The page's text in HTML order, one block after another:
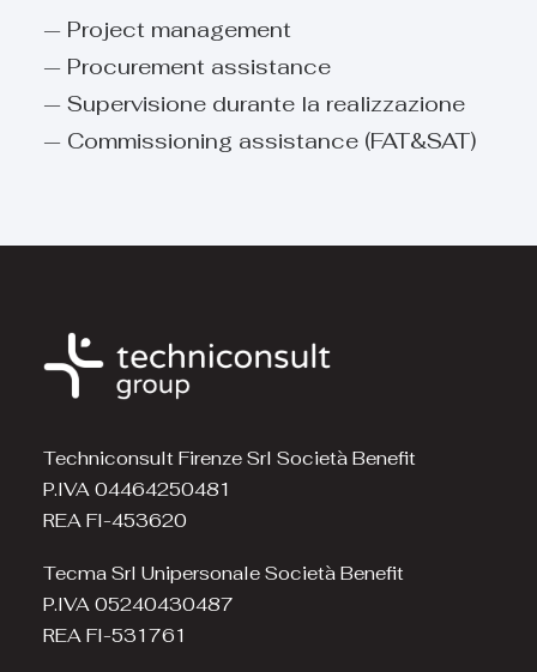
— Project management
— Procurement assistance
— Supervisione durante la realizzazione
— Commissioning assistance (FAT&SAT)
Techniconsult Firenze Srl Società Benefit
P.IVA 04464250481
REA FI-453620
Tecma Srl Unipersonale Società Benefit
P.IVA 05240430487
REA FI-531761